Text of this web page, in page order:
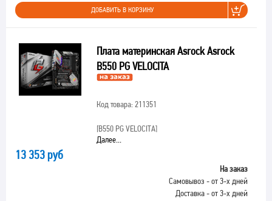
ДОБАВИТЬ В КОРЗИНУ
Плата материнская Asrock Asrock
B550 PG VELOCITA
Код товара: 211351
[B550 PG VELOCITA]
Далее...
13 353 руб
На заказ
Самовывоз - от 3-х дней
Доставка - от 3-х дней